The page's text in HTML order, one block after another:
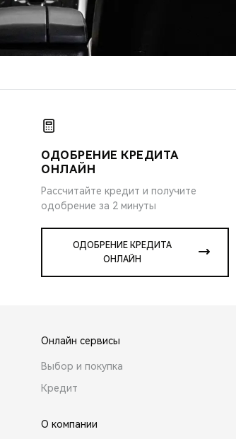
ОДОБРЕНИЕ КРЕДИТА
ОНЛАЙН
Рассчитайте кредит и получите
одобрение за 2 минуты
ОДОБРЕНИЕ КРЕДИТА
ОНЛАЙН
Онлайн сервисы
Выбор и покупка
Кредит
О компании